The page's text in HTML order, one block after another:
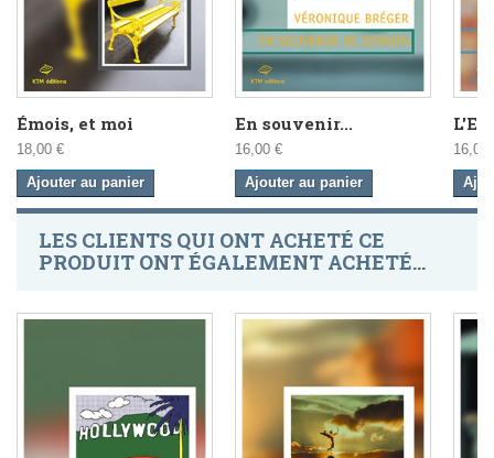
Émois, et moi
18,00 €
Ajouter au panier
En souvenir...
16,00 €
Ajouter au panier
16,00
LES CLIENTS QUI ONT ACHETÉ CE
PRODUIT ONT ÉGALEMENT ACHETÉ...